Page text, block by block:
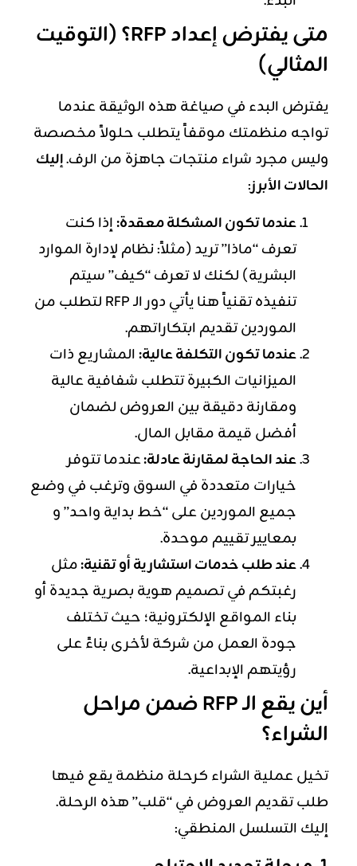
متى يفترض إعداد RFP؟ (التوقيت
المثالي)
يفترض البدء في صياغة هذه الوثيقة عندما
تواجه منظمتك موقفاً يتطلب حلولاً مخصصة
وليس مجرد شراء منتجات جاهزة من الرف.إليك
الحالات الأبرز:
عندما تكون المشكلة معقدة:إذا كنت
تعرف “ماذا” تريد (مثلاً: نظام لإدارة الموارد
البشرية) لكنك لا تعرف “كيف” سيتم
تنفيذه تقنياً هنا يأتي دور الـ RFP لتطلب من
الموردين تقديم ابتكاراتهم.
عندما تكون التكلفة عالية:المشاريع ذات
الميزانيات الكبيرة تتطلب شفافية عالية
ومقارنة دقيقة بين العروض لضمان
أفضل قيمة مقابل المال.
عند الحاجة لمقارنة عادلة:عندما تتوفر
خيارات متعددة في السوق وترغب في وضع
جميع الموردين على “خط بداية واحد” و
بمعايير تقييم موحدة.
عند طلب خدمات استشارية أو تقنية:مثل
رغبتكم في تصميم هوية بصرية جديدة أو
بناء المواقع الإلكترونية؛ حيث تختلف
جودة العمل من شركة لأخرى بناءً على
رؤيتهم الإبداعية.
أين يقع الـ RFP ضمن مراحل
الشراء؟
تخيل عملية الشراء كرحلة منظمة يقع فيها
طلب تقديم العروض في “قلب” هذه الرحلة.
إليك التسلسل المنطقي: